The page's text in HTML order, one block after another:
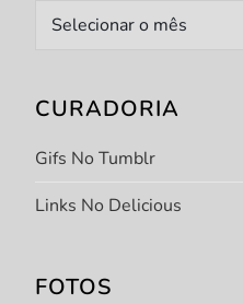
Arquivo
CURADORIA
Gifs No Tumblr
Links No Delicious
FOTOS